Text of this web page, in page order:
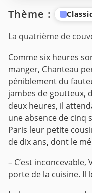
Thème :
La quatrième de
Comme six heures
manger, Chanteau
péniblement du
jambes de goutteux,
deux heures, il
une absence de cinq
Paris leur petite
de dix ans, dont le
– C’est
porte de la cuisine. Il